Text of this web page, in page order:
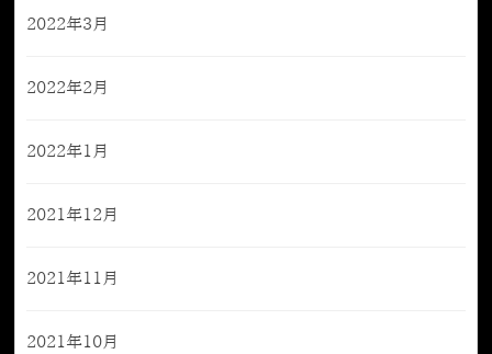
2022年3月
2022年2月
2022年1月
2021年12月
2021年11月
2021年10月